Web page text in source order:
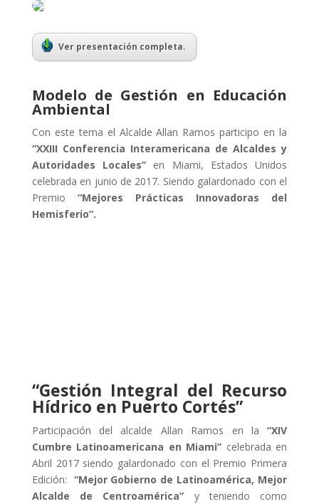
Ver presentación completa.
Modelo de Gestión en Educación
Ambiental
Con este tema el Alcalde Allan Ramos participo en la
“XXIII Conferencia Interamericana de Alcaldes y
Autoridades Locales” en Miami, Estados Unidos
celebrada en junio de 2017. Siendo galardonado con el
Premio “Mejores Prácticas Innovadoras del
Hemisferio”.
“Gestión Integral del Recurso
Hídrico en Puerto Cortés”
Participación del alcalde Allan Ramos en la“XIV
Cumbre Latinoamericana en Miami” celebrada en
Abril 2017 siendo galardonado con el Premio Primera
Edición: “Mejor Gobierno de Latinoamérica, Mejor
Alcalde de Centroamérica” y teniendo como